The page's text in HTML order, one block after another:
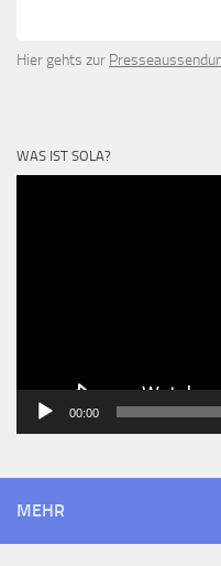
Hier gehts zur
WAS IST SOLA?
00:00
MEHR